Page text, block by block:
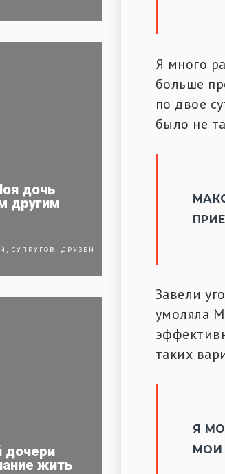
дочь
другим
СУПРУГОВ, ДРУЗЕЙ
дочери
жить
Я много
больше
по двое
было не
Завели
умоляла
таких
Я
МОИ